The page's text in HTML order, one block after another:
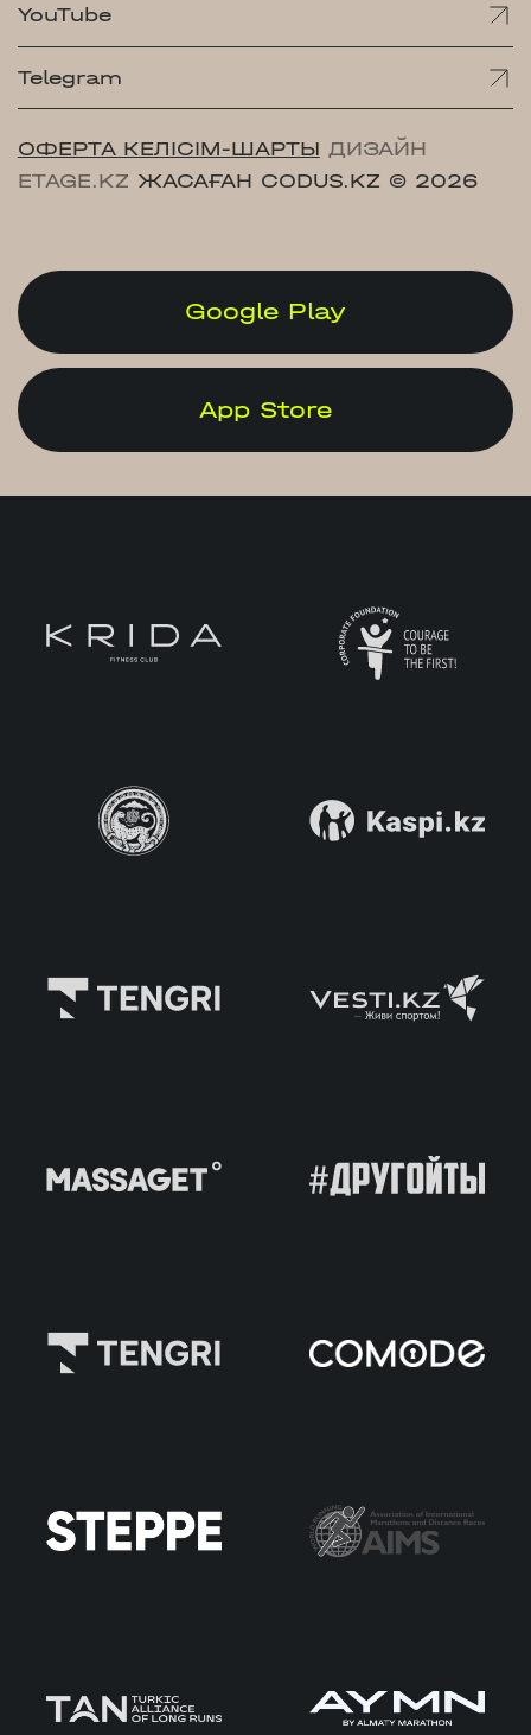
YouTube
Telegram
ОФЕРТА КЕЛІСІМ-ШАРТЫ ДИЗАЙН
ETAGE.KZ ЖАСАҒАН CODUS.KZ © 2026
Google Play
App Store